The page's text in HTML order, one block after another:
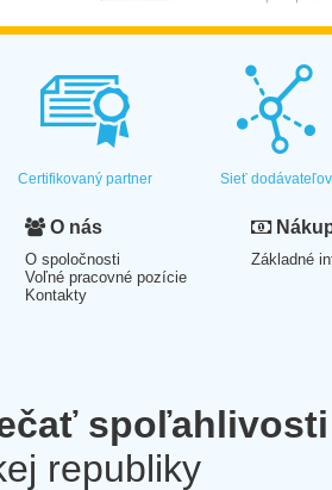
Certifikovaný partner Sieť dodávateľov
O nás
O spoločnosti
Voľné pracovné pozície
Kontakty
Základné
spoľahlivosti
republiky